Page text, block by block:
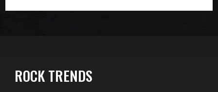
ROCK TRENDS